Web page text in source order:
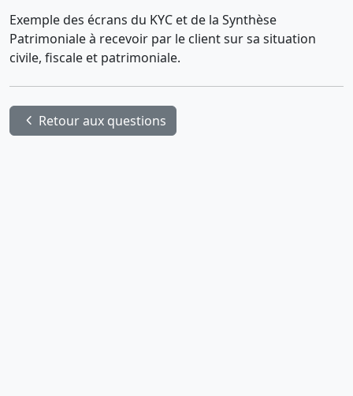
Exemple des écrans du KYC et de la Synthèse
Patrimoniale à recevoir par le client sur sa situation
civile, fiscale et patrimoniale.
chevron_backward Retour aux questions